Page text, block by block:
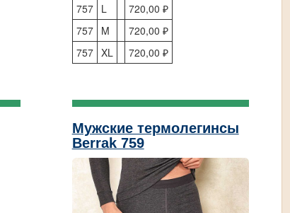
757
L
720,00 ₽
757
M
720,00 ₽
757 XL 720,00 ₽
Мужские термолегинсы
Berrak 759